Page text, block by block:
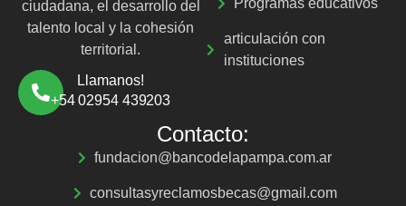
ciudadana, el desarrollo del
talento local y la cohesión
territorial.
Llamanos!
+54 02954 439203
Programas educativos
articulación con
instituciones
Contacto:
fundacion@bancodelapampa.com.ar
consultasyreclamosbecas@gmail.com